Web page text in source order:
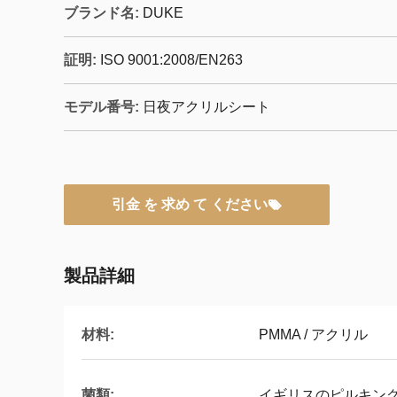
ブランド名: DUKE
証明: ISO 9001:2008/EN263
モデル番号: 日夜アクリルシート
引金 を 求め て ください
製品詳細
材料: PMMA / アクリル